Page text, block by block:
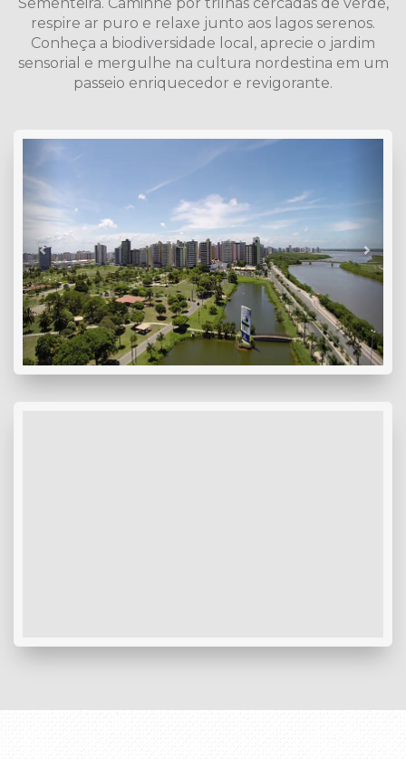
respire ar puro e relaxe junto aos lagos serenos.
Conheça a biodiversidade local, aprecie o jardim
sensorial e mergulhe na cultura nordestina em um
passeio enriquecedor e revigorante.